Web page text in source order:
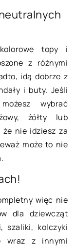
topy i
z różnymi
idą dobrze z
i buty. Jeśli
wybrać
żółty lub
nie idziesz za
może to nie
więc nie
dla dziewcząt
szaliki, kolczyki
wraz z innymi